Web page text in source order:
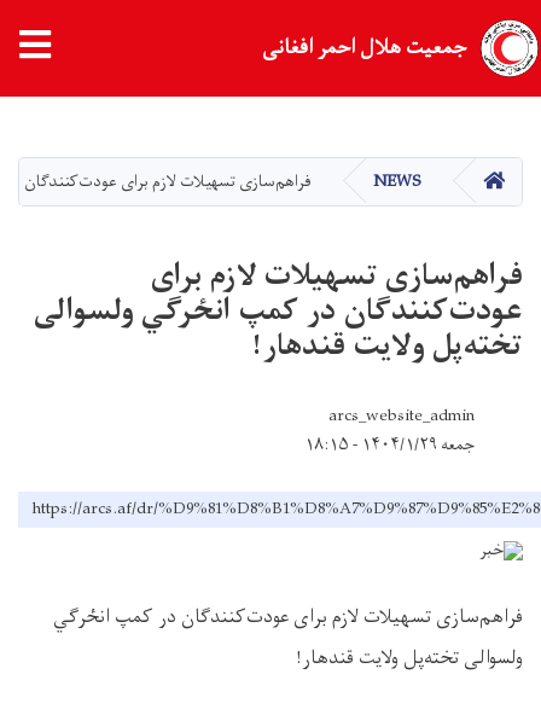
main
content
جمعیت هلال احمر افغانی
HOME
NEWS فراهم‌سازی تسهیلات لازم برای عودت‌کنندگان
فراهم‌سازی تسهیلات لازم برای
عودت‌کنندگان در کمپ انځرګي ولسوالی
تخته‌پل ولایت قندهار!
arcs_website_admin
جمعه ۱۴۰۴/۱/۲۹ - ۱۸:۱۵
https://arcs.af/dr/
فراهم‌سازی تسهیلات لازم برای عودت‌کنندگان در کمپ انځرګي
ولسوالی تخته‌پل ولایت قندهار!